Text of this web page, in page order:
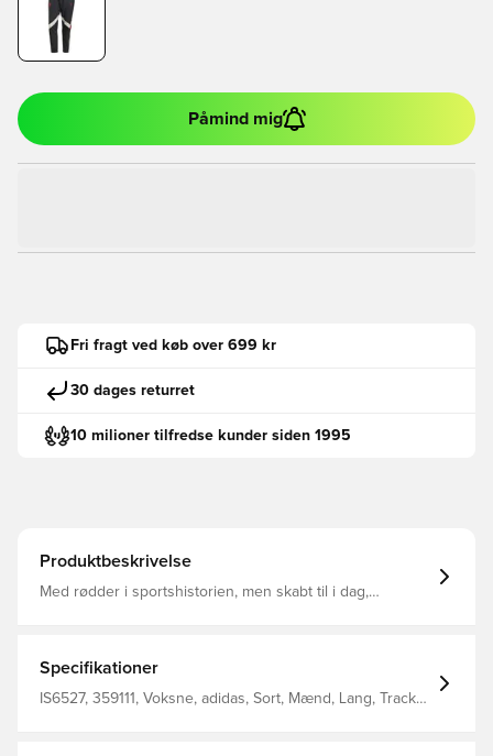
Påmind mig
Fri fragt ved køb over 699 kr
30 dages returret
10 milioner tilfredse kunder siden 1995
Produktbeskrivelse
Med rødder i sportshistorien, men skabt til i dag,
fodbold-æra. På den anden side tilføjer et rødt
djævelmærke noget Old Trafford-stil til banebundene, der
sikrer, at du skiller dig ud fra kampdagens publikum.
Specifikationer
IS6527, 359111, Voksne, adidas, Sort, Mænd, Lang, Track